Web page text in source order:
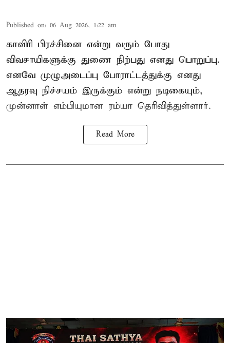
Published on: 06 Aug 2026, 1:22 am
காவிரி பிரச்சினை என்று வரும் போது
விவசாயிகளுக்கு துணை நிற்பது எனது பொறுப்பு.
எனவே முழுஅடைப்பு போராட்டத்துக்கு எனது
ஆதரவு நிச்சயம் இருக்கும் என்று நடிகையும்,
முன்னாள் எம்பியுமான ரம்யா தெரிவித்துள்ளார்.
Read More